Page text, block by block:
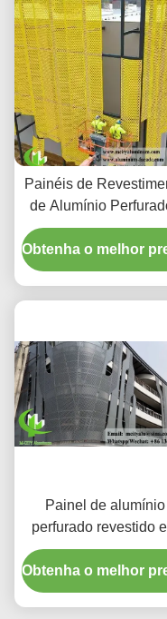
Painéis de
de Alumínio
CNC
com Liga 3003 H14/
e Revestimento
Obtenha o melhor
Painel de alumínio
perfurado revestido
pó com cores RAL
personalizadas e
de corte a laser
Obtenha o melhor